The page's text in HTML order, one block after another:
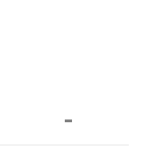
-